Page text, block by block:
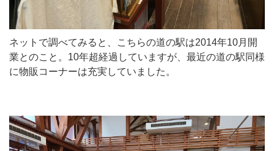
ネットで調べてみると、こちらの道の駅は2014年10月開
業とのこと。10年超経過していますが、最近の道の駅同様
に物販コーナーは充実していました。